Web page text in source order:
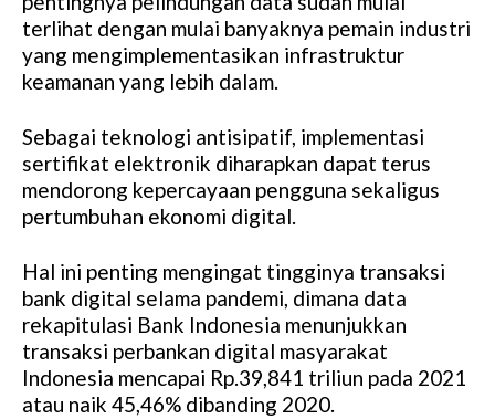
terlihat dengan mulai banyaknya pemain industri
yang mengimplementasikan infrastruktur
keamanan yang lebih dalam.
Sebagai teknologi antisipatif, implementasi
sertifikat elektronik diharapkan dapat terus
mendorong kepercayaan pengguna sekaligus
pertumbuhan ekonomi digital.
Hal ini penting mengingat tingginya transaksi
bank digital selama pandemi, dimana data
rekapitulasi Bank Indonesia menunjukkan
transaksi perbankan digital masyarakat
Indonesia mencapai Rp.39,841 triliun pada 2021
atau naik 45,46% dibanding 2020.